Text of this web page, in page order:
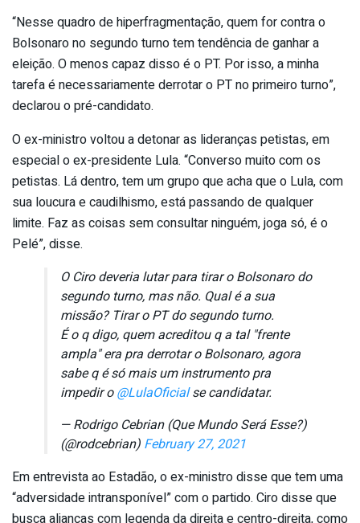
“Nesse quadro de hiperfragmentação, quem for contra o
Bolsonaro no segundo turno tem tendência de ganhar a
eleição. O menos capaz disso é o PT. Por isso, a minha
tarefa é necessariamente derrotar o PT no primeiro turno”,
declarou o pré-candidato.
O ex-ministro voltou a detonar as lideranças petistas, em
especial o ex-presidente Lula. “Converso muito com os
petistas. Lá dentro, tem um grupo que acha que o Lula, com
sua loucura e caudilhismo, está passando de qualquer
limite. Faz as coisas sem consultar ninguém, joga só, é o
Pelé”, disse.
O Ciro deveria lutar para tirar o Bolsonaro do
segundo turno, mas não. Qual é a sua
missão? Tirar o PT do segundo turno.
É o q digo, quem acreditou q a tal "frente
ampla" era pra derrotar o Bolsonaro, agora
sabe q é só mais um instrumento pra
impedir o@LulaOficialse candidatar.
— Rodrigo Cebrian (Que Mundo Será Esse?)
(@rodcebrian) February 27, 2021
Em entrevista ao Estadão, o ex-ministro disse que tem uma
“adversidade intransponível” com o partido. Ciro disse que